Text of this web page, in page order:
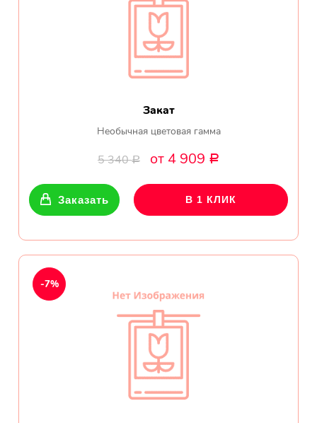
Закат
Необычная цветовая гамма
5 340Р от 4 909 Р
Заказать В 1 КЛИК
-7%